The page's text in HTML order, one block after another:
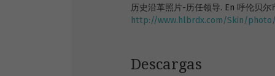
历史沿革照片-历任领导. En 呼伦贝
http://www.hlbrdx.com/Skin/photo/lingdao/
Descargas